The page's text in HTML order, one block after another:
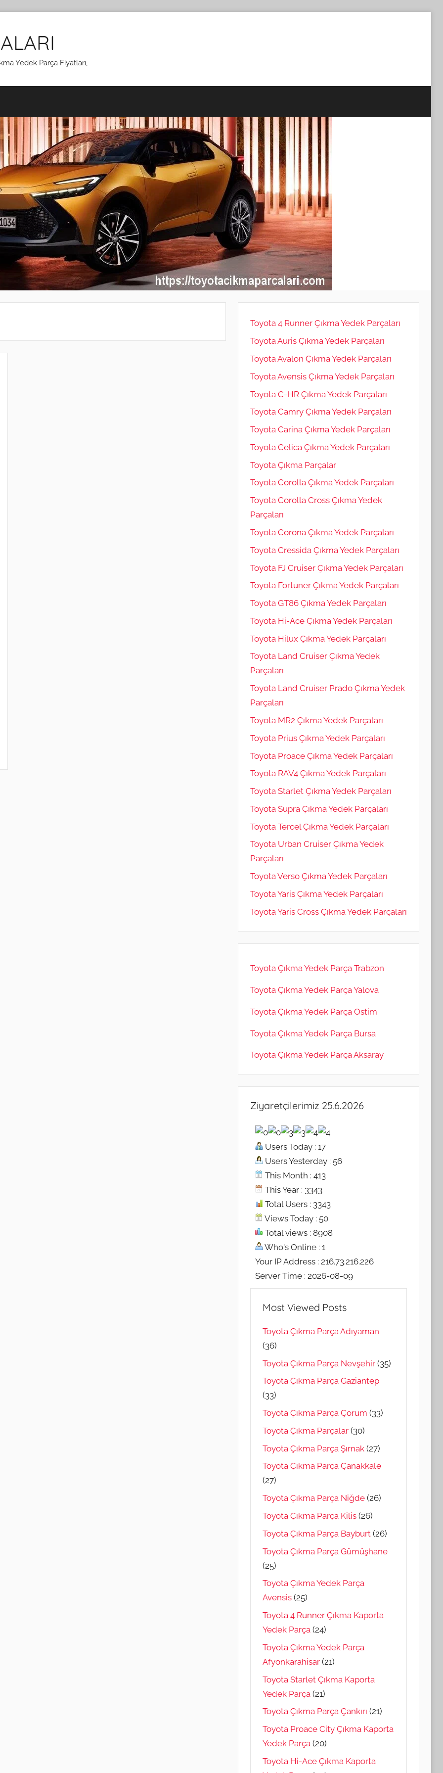
Yedek Parça Fiyatları,
Toyota 4 Runner Çıkma Yedek Parçaları
Toyota Auris Çıkma Yedek Parçaları
Toyota Avalon Çıkma Yedek Parçaları
Toyota Avensis Çıkma Yedek Parçaları
Toyota C-HR Çıkma Yedek Parçaları
Toyota Camry Çıkma Yedek Parçaları
Toyota Carina Çıkma Yedek Parçaları
Toyota Celica Çıkma Yedek Parçaları
Toyota Çıkma Parçalar
Toyota Corolla Çıkma Yedek Parçaları
Toyota Corolla Cross Çıkma Yedek
Parçaları
Toyota Corona Çıkma Yedek Parçaları
Toyota Cressida Çıkma Yedek Parçaları
Toyota FJ Cruiser Çıkma Yedek Parçaları
Toyota Fortuner Çıkma Yedek Parçaları
Toyota GT86 Çıkma Yedek Parçaları
Toyota Hi-Ace Çıkma Yedek Parçaları
Toyota Hilux Çıkma Yedek Parçaları
Toyota Land Cruiser Çıkma Yedek
Parçaları
Toyota Land Cruiser Prado Çıkma Yedek
Parçaları
Toyota MR2 Çıkma Yedek Parçaları
Toyota Prius Çıkma Yedek Parçaları
Toyota Proace Çıkma Yedek Parçaları
Toyota RAV4 Çıkma Yedek Parçaları
Toyota Starlet Çıkma Yedek Parçaları
Toyota Supra Çıkma Yedek Parçaları
Toyota Tercel Çıkma Yedek Parçaları
Toyota Urban Cruiser Çıkma Yedek
Parçaları
Toyota Verso Çıkma Yedek Parçaları
Toyota Yaris Çıkma Yedek Parçaları
Toyota Yaris Cross Çıkma Yedek Parçaları
Toyota Çıkma Yedek Parça Trabzon
Toyota Çıkma Yedek Parça Yalova
Toyota Çıkma Yedek Parça Ostim
Toyota Çıkma Yedek Parça Bursa
Toyota Çıkma Yedek Parça Aksaray
Ziyaretçilerimiz 25.6.2026
Users Today : 17
Users Yesterday : 56
This Month : 413
This Year : 3343
Total Users : 3343
Views Today : 50
Total views : 8908
Who's Online : 1
Your IP Address : 216.73.216.226
Server Time : 2026-08-09
Most Viewed Posts
Toyota Çıkma Parça Adıyaman
(36)
Toyota Çıkma Parça Nevşehir (35)
Toyota Çıkma Parça Gaziantep
(33)
Toyota Çıkma Parça Çorum (33)
Toyota Çıkma Parçalar (30)
Toyota Çıkma Parça Şırnak (27)
Toyota Çıkma Parça Çanakkale
(27)
Toyota Çıkma Parça Niğde (26)
Toyota Çıkma Parça Kilis (26)
Toyota Çıkma Parça Bayburt (26)
Toyota Çıkma Parça Gümüşhane
(25)
Toyota Çıkma Yedek Parça
Avensis (25)
Toyota 4 Runner Çıkma Kaporta
Yedek Parça (24)
Toyota Çıkma Yedek Parça
Afyonkarahisar (21)
Toyota Starlet Çıkma Kaporta
Yedek Parça (21)
Toyota Çıkma Parça Çankırı (21)
Toyota Proace City Çıkma Kaporta
Yedek Parça (20)
Toyota Hi-Ace Çıkma Kaporta